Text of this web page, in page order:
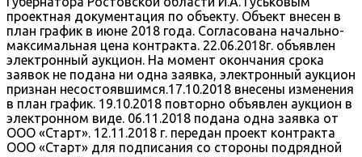
проектная документация по объекту. Объект внесен в
план график в июне 2018 года. Согласована начально-
максимальная цена контракта. 22.06.2018г. объявлен
электронный аукцион. На момент окончания срока
заявок не подана ни одна заявка, электронный аукцион
признан несостоявшимся.17.10.2018 внесены изменения
в план график. 19.10.2018 повторно объявлен аукцион в
электронном виде. 06.11.2018 подана одна заявка от
ООО «Старт». 12.11.2018 г. передан проект контракта
ООО «Старт» для подписания со стороны подрядной